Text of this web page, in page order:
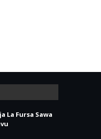
La Fursa Sawa